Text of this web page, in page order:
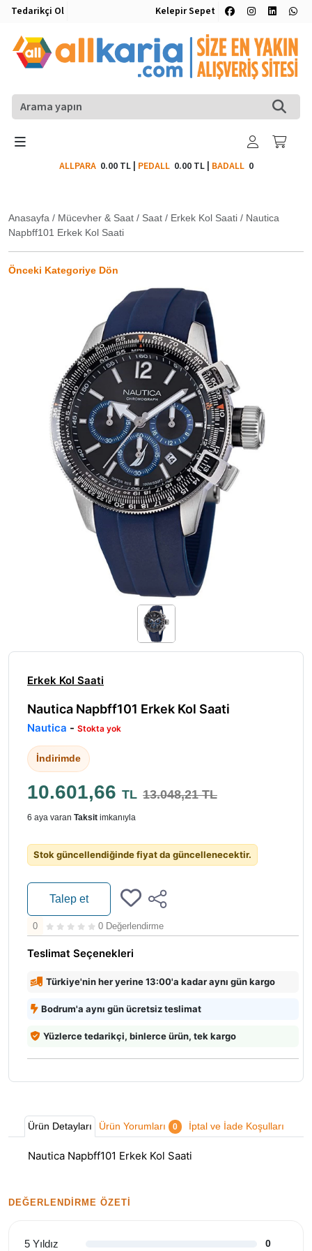
Tedarikçi Ol Kelepir Sepet
ALLPARA 0.00 TL| PEDALL 0.00 TL| BADALL0
Anasayfa / Mücevher & Saat / Saat / Erkek Kol Saati / Nautica
Napbff101 Erkek Kol Saati
Önceki Kategoriye Dön
Erkek Kol Saati
Nautica Napbff101 Erkek Kol Saati
Nautica - Stokta yok
İndirimde
10.601,66 TL 13.048,21 TL
6 aya varan Taksit imkanıyla
Stok güncellendiğinde fiyat da güncellenecektir.
Talep et
0 0 Değerlendirme
Teslimat Seçenekleri
Türkiye'nin her yerine 13:00'a kadar aynı gün kargo
Bodrum'a aynı gün ücretsiz teslimat
Yüzlerce tedarikçi, binlerce ürün, tek kargo
Ürün Detayları Ürün Yorumları 0 İptal ve İade Koşulları
Nautica Napbff101 Erkek Kol Saati
DEĞERLENDIRME ÖZETI
5 Yıldız 0